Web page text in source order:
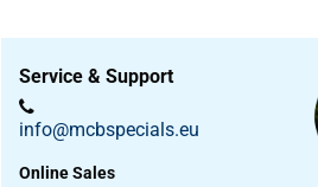
Service & Support
info@mcbspecials.eu
Online Sales